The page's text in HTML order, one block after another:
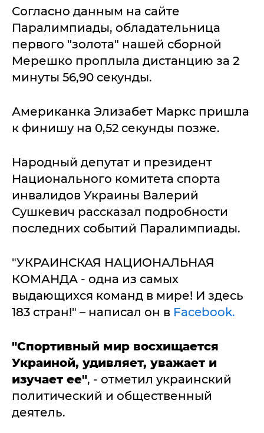
Согласно данным на сайте
Паралимпиады, обладательница
первого "золота" нашей сборной
Мерешко проплыла дистанцию за 2
минуты 56,90 секунды.
Американка Элизабет Маркс пришла
к финишу на 0,52 секунды позже.
Народный депутат и президент
Национального комитета спорта
инвалидов Украины Валерий
Сушкевич рассказал подробности
последних событий Паралимпиады.
"УКРАИНСКАЯ НАЦИОНАЛЬНАЯ
КОМАНДА - одна из самых
выдающихся команд в мире! И здесь
183 стран!" – написал он в Facebook.
"Спортивный мир восхищается
Украиной, удивляет, уважает и
изучает ее", - отметил украинский
политический и общественный
деятель.